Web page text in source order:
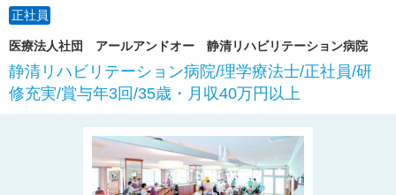
正社員
医療法人社団 アールアンドオー 静清リハビリテーション病院
静清リハビリテーション病院/理学療法士/正社員/研
修充実/賞与年3回/35歳・月収40万円以上